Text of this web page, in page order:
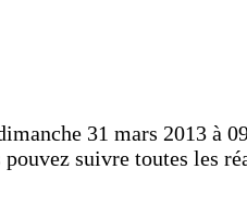
31 mars 2013 à
pouvez suivre toutes les